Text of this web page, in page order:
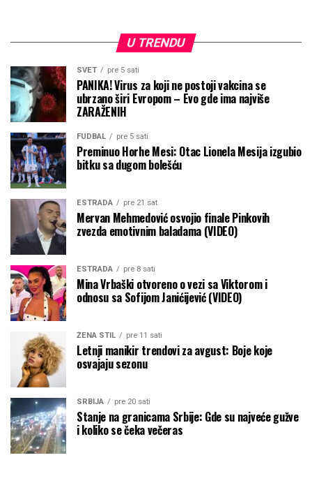
U TRENDU
SVET pre 5 sati
PANIKA! Virus za koji ne postoji vakcina se
ubrzano širi Evropom – Evo gde ima najviše
ZARAŽENIH
FUDBAL pre 5 sati
Preminuo Horhe Mesi: Otac Lionela Mesija izgubio
bitku sa dugom bolešću
ESTRADA pre 21 sat
Mervan Mehmedović osvojio finale Pinkovih
zvezda emotivnim baladama (VIDEO)
ESTRADA pre 8 sati
Mina Vrbaški otvoreno o vezi sa Viktorom i
odnosu sa Sofijom Janićijević (VIDEO)
ŽENA STIL pre 11 sati
Letnji manikir trendovi za avgust: Boje koje
osvajaju sezonu
SRBIJA pre 20 sati
Stanje na granicama Srbije: Gde su najveće gužve
i koliko se čeka večeras